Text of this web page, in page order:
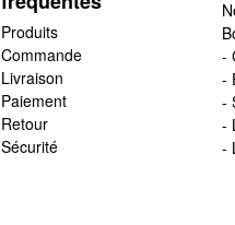
Produits
Commande
Livraison
Paiement
Retour
Sécurité
-
-
-
-
-